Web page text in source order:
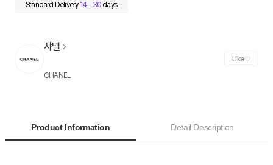
Standard Delivery 14 - 30 days
샤넬
CHANEL
Like
Product Information Detail Description